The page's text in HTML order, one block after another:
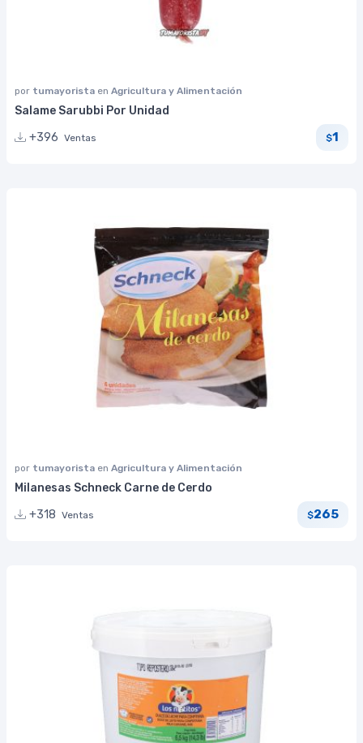
por tumayorista en Agricultura y Alimentación
Salame Sarubbi Por Unidad
+396 Ventas $1
por tumayorista en Agricultura y Alimentación
Milanesas Schneck Carne de Cerdo
+318 Ventas $265